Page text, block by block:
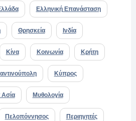
Ελληνική Επανάσταση
Θρησκεία Ινδία
Κίνα Κοινωνία Κρήτη
Κύπρος
Μυθολογία
Πελοπόννησος Περιηγητές